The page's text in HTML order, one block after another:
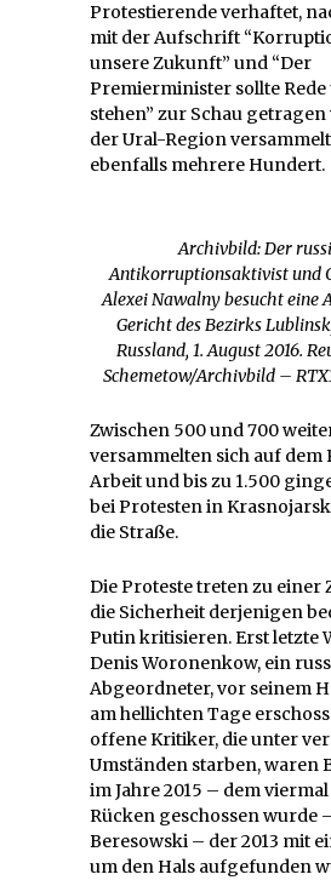
Protestierende verhaftet,
mit der Aufschrift
unsere Zukunft” und “Der
Premierminister sollte
stehen” zur Schau
der Ural-Region
ebenfalls mehrere Hundert.
Archivbild: Der
Antikorruptionsaktivist und
Alexei Nawalny besucht eine
Gericht des Bezirks
Russland, 1. August 2016.
Schemetow/Archivbild –
Zwischen 500 und 700
versammelten sich auf dem
Arbeit und bis zu 1.500
bei Protesten in
die Straße.
Die Proteste treten zu einer
die Sicherheit derjenigen
Putin kritisieren. Erst letzte
Denis Woronenkow, ein
Abgeordneter, vor seinem
am hellichten Tage
offene Kritiker, die unter
Umständen starben, waren
im Jahre 2015 – dem
Rücken geschossen wurde
Beresowski – der 2013 mit
um den Hals aufgefunden